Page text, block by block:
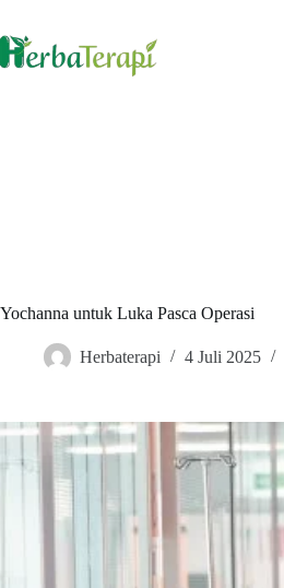
content
Yochanna untuk Luka Pasca Operasi
Herbaterapi 4 Juli 2025